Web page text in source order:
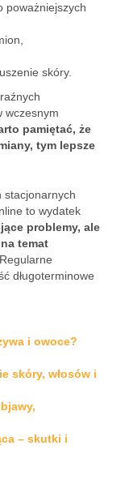
poważniejszych
skóry.
wczesnym
pamiętać, że
tym lepsze
stacjonarnych
to wydatek
problemy, ale
temat
Regularne
długoterminowe
i owoce?
skóry, włosów i
– skutki i